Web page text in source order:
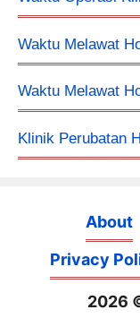
Waktu Melawat
Waktu Melawat
Klinik Perubatan
About
Privacy
2026